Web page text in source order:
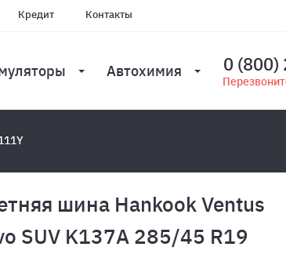
Кредит Контакты
Автохимия 0 (800)
шина Hankook Ventus
SUV K137A 285/45 R19